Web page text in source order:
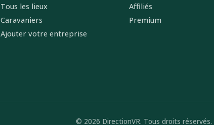
Tous les lieux
Caravaniers
Ajouter votre entreprise
Affiliés
Premium
© 2026 DirectionVR. Tous droits réservés.